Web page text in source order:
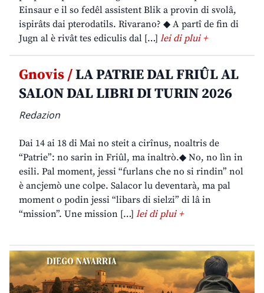
Einsaur e il so fedêl assistent Blik a provin di svolâ,
ispirâts dai pterodatils. Rivarano? ◆ A partî de fin di
Jugn al è rivât tes ediculis dal […] lei di plui +
Gnovis /LA PATRIE DAL FRIÛL AL
SALON DAL LIBRI DI TURIN 2026
Redazion
Dai 14 ai 18 di Mai no steit a cirînus, noaltris de
“Patrie”: no sarin in Friûl, ma inaltrò.◆ No, no lìn in
esili. Pal moment, jessi “furlans che no si rindin” nol
è ancjemò une colpe. Salacor lu deventarà, ma pal
moment o podin jessi “libars di sielzi” di lâ in
“mission”. Une mission […] lei di plui +